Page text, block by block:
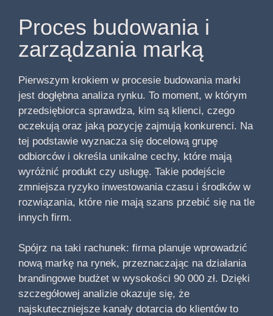
Proces budowania i
zarządzania marką
Pierwszym krokiem w procesie budowania marki
jest dogłębna analiza rynku. To moment, w którym
przedsiębiorca sprawdza, kim są klienci, czego
oczekują oraz jaką pozycję zajmują konkurenci. Na
tej podstawie wyznacza się docelową grupę
odbiorców i określa unikalne cechy, które mają
wyróżnić produkt czy usługę. Takie podejście
zmniejsza ryzyko inwestowania czasu i środków w
rozwiązania, które nie mają szans przebić się na tle
innych firm.
Spójrz na taki rachunek: firma planuje wprowadzić
nową markę na rynek, przeznaczając na działania
brandingowe budżet w wysokości 90 000 zł. Dzięki
szczegółowej analizie okazuje się, że
najskuteczniejsze kanały dotarcia do klientów to